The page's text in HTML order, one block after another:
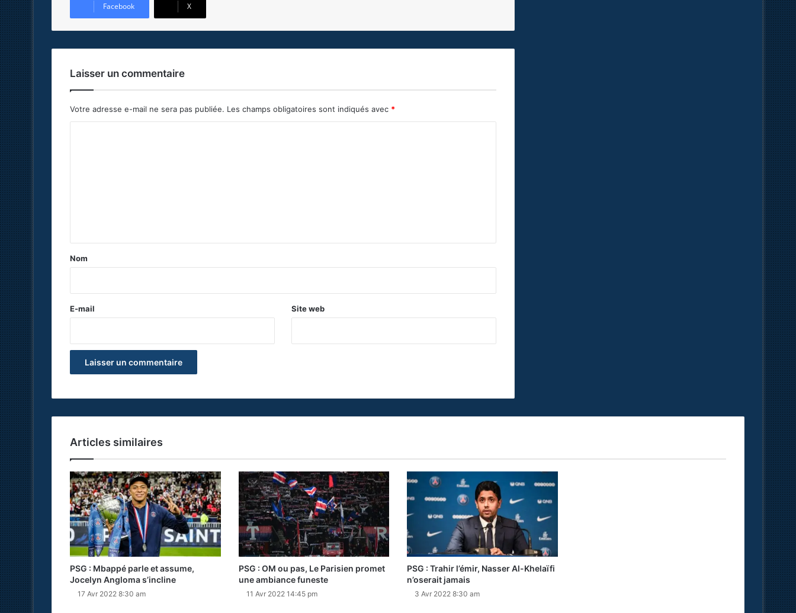
Facebook X
Laisser un commentaire
Votre adresse e-mail ne sera pas publiée. Les champs obligatoires sont indiqués avec *
a
e
Nom
E-mail Site web
Articles similaires
PSG : Mbappé parle et assume,
Jocelyn Angloma s’incline
17 Avr 2022 8:30 am
PSG : OM ou pas, Le Parisien promet
une ambiance funeste
11 Avr 2022 14:45 pm
PSG : Trahir l’émir, Nasser Al-Khelaïfi
n’oserait jamais
3 Avr 2022 8:30 am